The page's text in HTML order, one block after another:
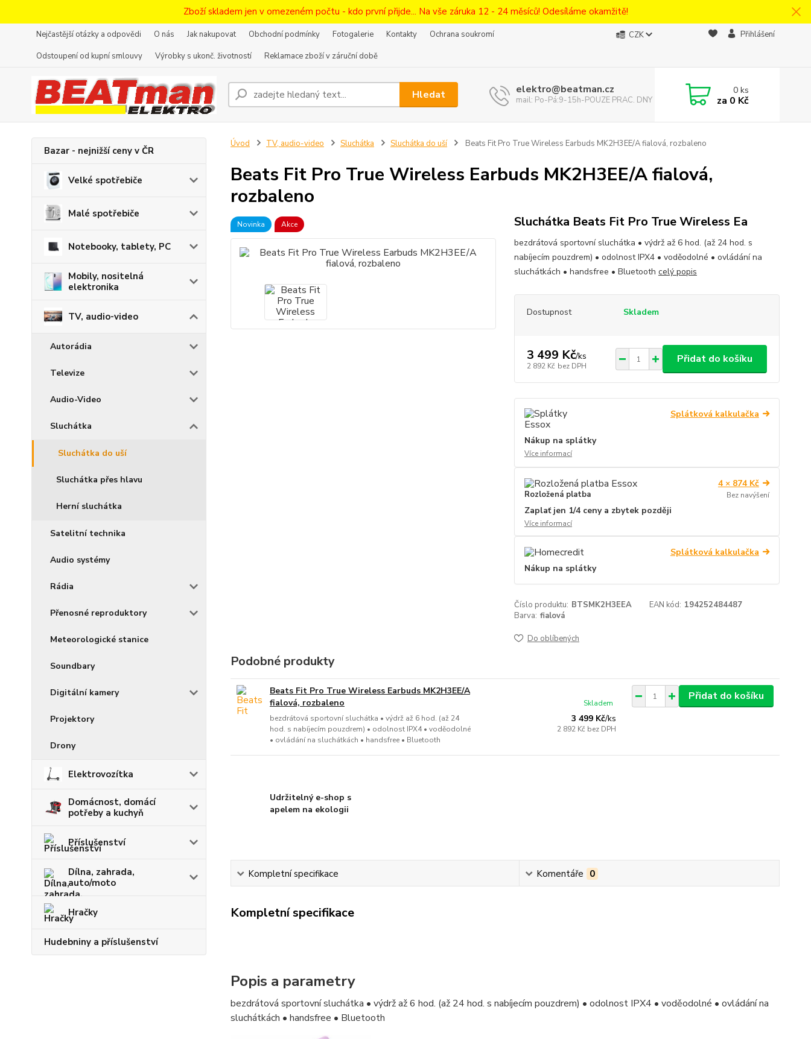
Zboží skladem jen v omezeném počtu - kdo první přijde... Na vše záruka 12 - 24 měsíců! Odesíláme okamžitě!
Nejčastější otázky a odpovědi O nás Jak nakupovat Obchodní podmínky Fotogalerie Kontakty
Ochrana soukromí
Odstoupení od kupní smlouvy
Výrobky s ukonč. životností Reklamace zboží v záruční době
CZK Přihlášení
Hledat elektro@beatman.cz
mail: Po-Pá:9-15h-POUZE PRAC. DNY
0ks
za 0 Kč
Bazar - nejnižší ceny v ČR
Velké spotřebiče
Malé spotřebiče
Notebooky, tablety, PC
Mobily, nositelná
elektronika
TV, audio-video
Autorádia
Televize
Audio-Video
Sluchátka
Sluchátka do uší
Sluchátka přes hlavu
Herní sluchátka
Satelitní technika
Audio systémy
Rádia
Přenosné reproduktory
Meteorologické stanice
Soundbary
Digitální kamery
Projektory
Drony
Elektrovozítka
Domácnost, domácí
potřeby a kuchyň
Příslušenství
Dílna, zahrada,
auto/moto
Hračky
Hudebniny a příslušenství
Úvod TV, audio-video Sluchátka Sluchátka do uší Beats Fit Pro True Wireless Earbuds MK2H3EE/A fialová, rozbaleno
Beats Fit Pro True Wireless Earbuds MK2H3EE/A fialová,
rozbaleno
Novinka Akce Sluchátka Beats Fit Pro True Wireless Ea
bezdrátová sportovní sluchátka • výdrž až 6 hod. (až 24 hod. s
nabíjecím pouzdrem) • odolnost IPX4 • voděodolné • ovládání na
sluchátkách • handsfree • Bluetooth celý popis
Dostupnost Skladem
3 499 Kč/ks
2 892 Kč bez DPH
Přidat do košíku
Splátková kalkulačka
Nákup na splátky
Více informací
Rozložená platba
4 × 874 Kč
Bez navýšení
Zaplať jen 1/4 ceny a zbytek později
Více informací
Splátková kalkulačka
Nákup na splátky
Číslo produktu: BTSMK2H3EEA EAN kód: 194252484487
Barva: fialová
Do oblíbených
Podobné produkty
Beats Fit Pro True Wireless Earbuds MK2H3EE/A
fialová, rozbaleno
bezdrátová sportovní sluchátka • výdrž až 6 hod. (až 24
hod. s nabíjecím pouzdrem) • odolnost IPX4 • voděodolné
• ovládání na sluchátkách • handsfree • Bluetooth
3 499 Kč/ks
2 892 Kč bez DPH
Skladem
Přidat do košíku
Udržitelný e-shop s
apelem na ekologii
Kompletní specifikace Komentáře 0
Kompletní specifikace
Popis a parametry
bezdrátová sportovní sluchátka • výdrž až 6 hod. (až 24 hod. s nabíjecím pouzdrem) • odolnost IPX4 • voděodolné • ovládání na
sluchátkách • handsfree • Bluetooth